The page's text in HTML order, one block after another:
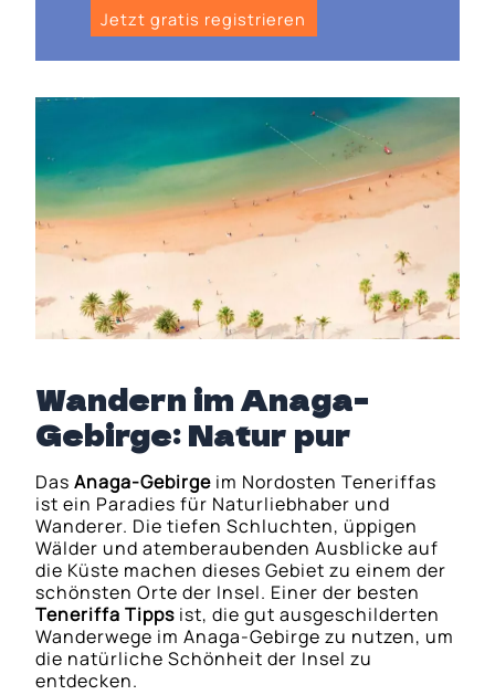
Jetzt gratis registrieren
Wandern im Anaga-
Gebirge: Natur pur
DasAnaga-Gebirge im Nordosten Teneriffas
ist ein Paradies für Naturliebhaber und
Wanderer. Die tiefen Schluchten, üppigen
Wälder und atemberaubenden Ausblicke auf
die Küste machen dieses Gebiet zu einem der
schönsten Orte der Insel. Einer der besten
Teneriffa Tipps ist, die gut ausgeschilderten
Wanderwege im Anaga-Gebirge zu nutzen, um
die natürliche Schönheit der Insel zu
entdecken.